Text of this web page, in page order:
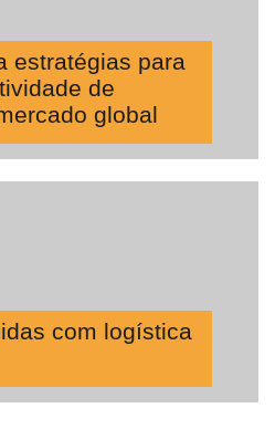
estratégias para
de
global
com logística